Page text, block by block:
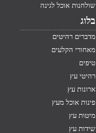
שולחנות אוכל לגינה
בלוג
מדברים רהיטים
מאחורי הקלעים
טיפים
רהיטי עץ
ארונות עץ
פינות אוכל מעץ
מיטות עץ
שידות עץ